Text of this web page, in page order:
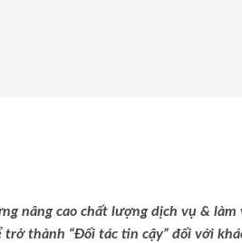
nâng cao chất lượng dịch vụ & làm
trở thành “Đối tác tin cậy” đối với